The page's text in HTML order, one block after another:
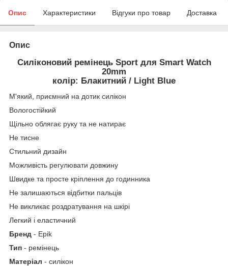
Опис Характеристики Відгуки про товар Доставка
Опис
Силіконовий ремінець Sport для Smart Watch
20mm
колір: Блакитний / Light Blue
М'який, приємний на дотик силікон
Вологостійкий
Щільно облягає руку та не натирає
Не тисне
Стильний дизайн
Можливість регулювати довжину
Швидке та просте кріплення до годинника
Не залишаються відбитки пальців
Не викликає роздратування на шкірі
Легкий і еластичний
Бренд - Epik
Тип - ремінець
Матеріал - силікон